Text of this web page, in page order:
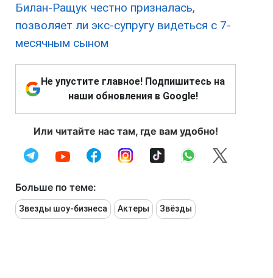
Билан-Ращук честно призналась,
позволяет ли экс-супругу видеться с 7-
месячным сыном
Не упустите главное! Подпишитесь на
наши обновления в Google!
Или читайте нас там, где вам удобно!
Больше по теме:
Звезды шоу-бизнеса Актеры Звёзды